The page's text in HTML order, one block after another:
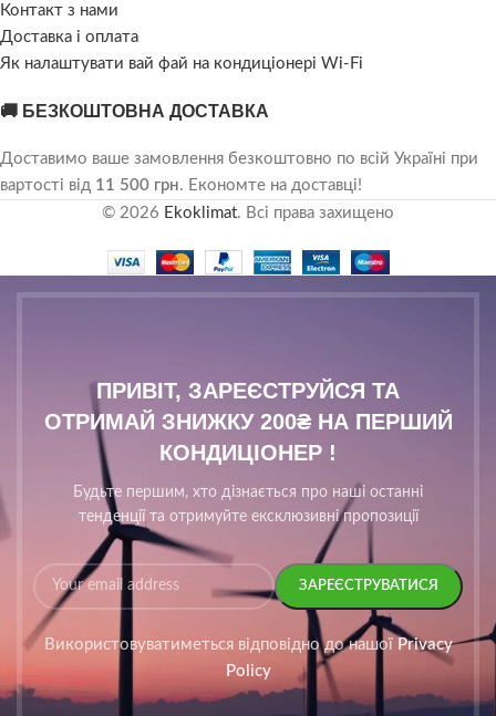
Контакт з нами
Доставка і оплата
Як налаштувати вай фай на кондиціонері Wi-Fi
🚚 БЕЗКОШТОВНА ДОСТАВКА
Доставимо ваше замовлення безкоштовно по всій Україні при
вартості від 11 500 грн. Економте на доставці!
© 2026 Ekoklimat. Всі права захищено
ПРИВІТ, ЗАРЕЄСТРУЙСЯ ТА
ОТРИМАЙ ЗНИЖКУ 200₴ НА ПЕРШИЙ
КОНДИЦІОНЕР !
Будьте першим, хто дізнається про наші останні
тенденції та отримуйте ексклюзивні пропозиції
Використовуватиметься відповідно до нашої Privacy
Policy